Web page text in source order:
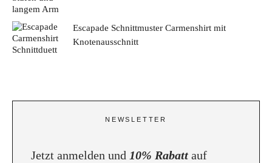
Escapade Schnittmuster Carmenshirt mit
Knotenausschnitt
NEWSLETTER
Jetzt anmelden und 10% Rabatt auf